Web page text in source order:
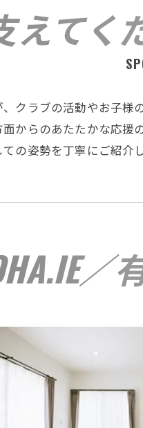
えてく
クラブの活動やお子
からのあたたかな応
の姿勢を丁寧にご紹介し
／